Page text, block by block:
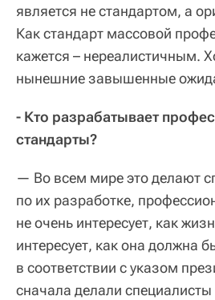
является не стандартом, а
Как стандарт массовой
кажется – нереалистичным.
нынешние завышенные
- Кто разрабатывает
стандарты?
— Во всем мире это делают
по их разработке,
не очень интересует, как
интересует, как она должна
в соответствии с указом
сначала делали